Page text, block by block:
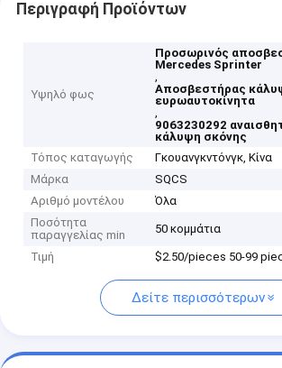
Περιγραφή Προϊόντων
Υψηλό φως
Προσωρινός
Mercedes Sprinter
,
Αποσβεστήρας
ευρωαυτοκίνητα
,
9063230292
κάλυψη σκόνης
Τόπος καταγωγής
Γκουανγκντόνγκ, Κίνα
Μάρκα
SQCS
Αριθμό μοντέλου
Όλα
Ποσότητα
παραγγελίας min
50 κομμάτια
Τιμή $2.50/pieces 50-99
Δείτε περισσότερων